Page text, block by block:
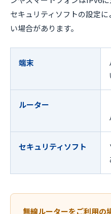
セキュリティソフトの設定
い場合があります。
端末
ルーター
セキュリティソフト
無線ルーターをご利用の